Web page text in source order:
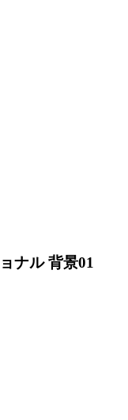
ナル 背景01